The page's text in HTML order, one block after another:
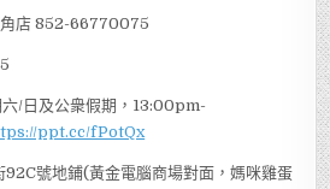
角店 852-66770075
/日及公衆假期，13:00pm-
ppt.cc/fPotQx
號地鋪(黃金電腦商場對面，媽咪雞蛋